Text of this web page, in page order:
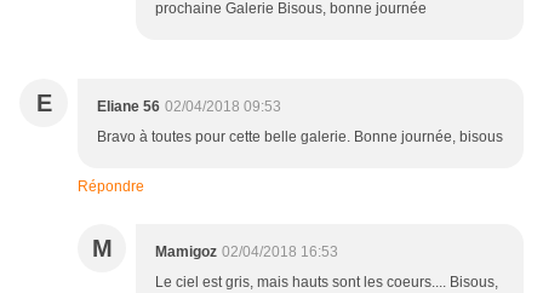
prochaine Galerie Bisous, bonne journée
E Eliane 56 02/04/2018 09:53
Bravo à toutes pour cette belle galerie. Bonne journée, bisous
Répondre
M Mamigoz 02/04/2018 16:53
Le ciel est gris, mais hauts sont les coeurs.... Bisous,